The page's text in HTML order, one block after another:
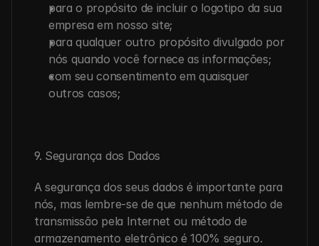
para o propósito de incluir o logotipo da sua
empresa em nosso site;
para qualquer outro propósito divulgado por
nós quando você fornece as informações;
com seu consentimento em quaisquer
outros casos;
9. Segurança dos Dados
A segurança dos seus dados é importante para
nós, mas lembre-se de que nenhum método de
transmissão pela Internet ou método de
armazenamento eletrônico é 100% seguro.